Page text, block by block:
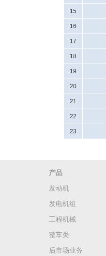
15
16
17
18
19
20
21
22
23
产品
发动机
发电机组
工程机械
整车类
后市场业务